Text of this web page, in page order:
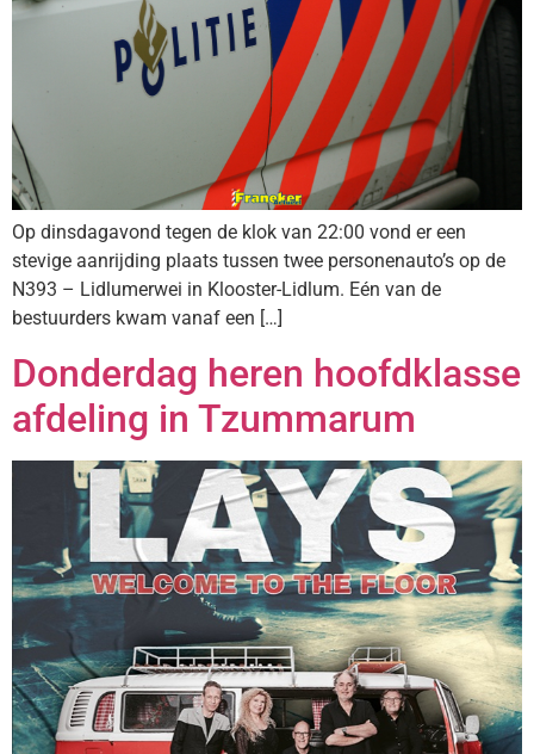
Op dinsdagavond tegen de klok van 22:00 vond er een
stevige aanrijding plaats tussen twee personenauto’s op de
N393 – Lidlumerwei in Klooster-Lidlum. Eén van de
bestuurders kwam vanaf een […]
Donderdag heren hoofdklasse
afdeling in Tzummarum